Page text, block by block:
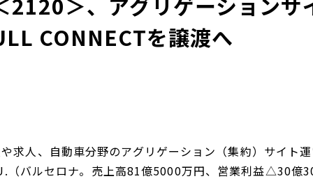
CONNECTを譲渡へ
求人、自動車分野のアグリゲーション（集約）サイト
（バルセロナ。売上高81億5000万円、営業利益△30億